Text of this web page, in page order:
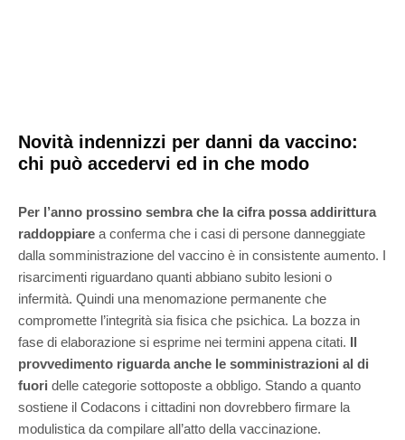
Novità indennizzi per danni da vaccino:
chi può accedervi ed in che modo
Per l’anno prossino sembra che la cifra possa addirittura
raddoppiare a conferma che i casi di persone danneggiate
dalla somministrazione del vaccino è in consistente aumento. I
risarcimenti riguardano quanti abbiano subito lesioni o
infermità. Quindi una menomazione permanente che
compromette l’integrità sia fisica che psichica. La bozza in
fase di elaborazione si esprime nei termini appena citati. Il
provvedimento riguarda anche le somministrazioni al di
fuori delle categorie sottoposte a obbligo. Stando a quanto
sostiene il Codacons i cittadini non dovrebbero firmare la
modulistica da compilare all’atto della vaccinazione.